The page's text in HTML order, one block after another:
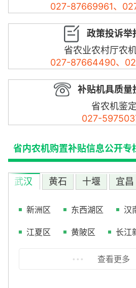
027-87669961、
政策投诉举
省农业农村厅农
027-87664490、
补贴机具质量
省农机鉴
027-
省内农机购置补贴信息公开专
武汉 黄石 十堰 宜昌
新洲区 东西湖区 汉
江夏区 黄陂区 长江
查看更多